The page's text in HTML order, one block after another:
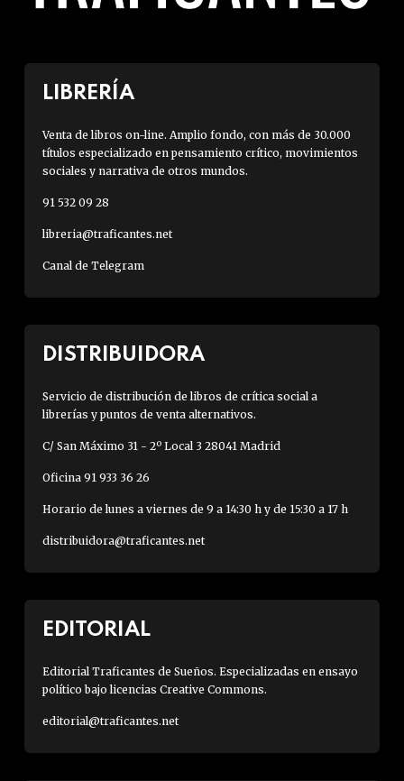
LIBRERÍA
Venta de libros on-line. Amplio fondo, con más de 30.000
títulos especializado en pensamiento crítico, movimientos
sociales y narrativa de otros mundos.
91 532 09 28
libreria@traficantes.net
Canal de Telegram
DISTRIBUIDORA
Servicio de distribución de libros de crítica social a
librerías y puntos de venta alternativos.
C/ San Máximo 31 - 2º Local 3 28041 Madrid
Oficina 91 933 36 26
Horario de lunes a viernes de 9 a 14:30 h y de 15:30 a 17 h
distribuidora@traficantes.net
EDITORIAL
Editorial Traficantes de Sueños. Especializadas en ensayo
político bajo licencias Creative Commons.
editorial@traficantes.net